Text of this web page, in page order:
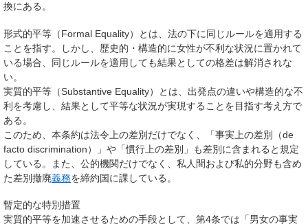
換にある。
形式的平等（Formal Equality）
とは、法の下に同じルールを適用する
ことを指す。しかし、歴史的・構造的に女性が不利な状況に置かれて
いる場合、同じルールを適用しても結果としての格差は解消されな
い。
実質的平等（Substantive Equality）
とは、出発点の違いや構造的な不
利を考慮し、結果として平等な状況が実現することを目指す考え方で
ある。
このため、本条約は法令上の差別だけでなく、「事実上の差別（de
facto discrimination）」や「慣行上の差別」も差別に含まれると規定
している。また、公的機関だけでなく、私人間および私的分野も含め
た差別撤廃義務を締約国に課している。
暫定的な特別措置
実質的平等を加速させるための手段として、第4条では「男女の事実